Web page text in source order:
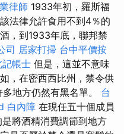
律師 1933年初，羅斯福
法律允許食用不到4％的
，到1933年底，聯邦禁
司 居家打掃 台中平價按
記帳士 但是，這並不意味
，在密西西比州，禁令供
地方仍然有黑名單。 台
白內障 在現任五十個成員
將酒精消費調節到地方